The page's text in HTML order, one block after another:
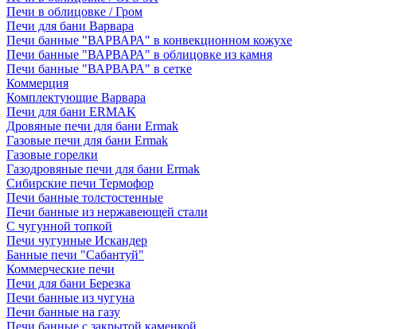
Печи в облицовке / Гром
Печи для бани Варвара
Печи банные "ВАРВАРА" в конвекционном кожухе
Печи банные "ВАРВАРА" в облицовке из камня
Печи банные "ВАРВАРА" в сетке
Коммерция
Комплектующие Варвара
Печи для бани ERMAK
Дровяные печи для бани Ermak
Газовые печи для бани Ermak
Газовые горелки
Газодровяные печи для бани Ermak
Сибирские печи Термофор
Печи банные толстостенные
Печи банные из нержавеющей стали
С чугунной топкой
Печи чугунные Искандер
Банные печи "Сабантуй"
Коммерческие печи
Печи для бани Березка
Печи банные из чугуна
Печи банные на газу
Печи банные с закрытой каменкой